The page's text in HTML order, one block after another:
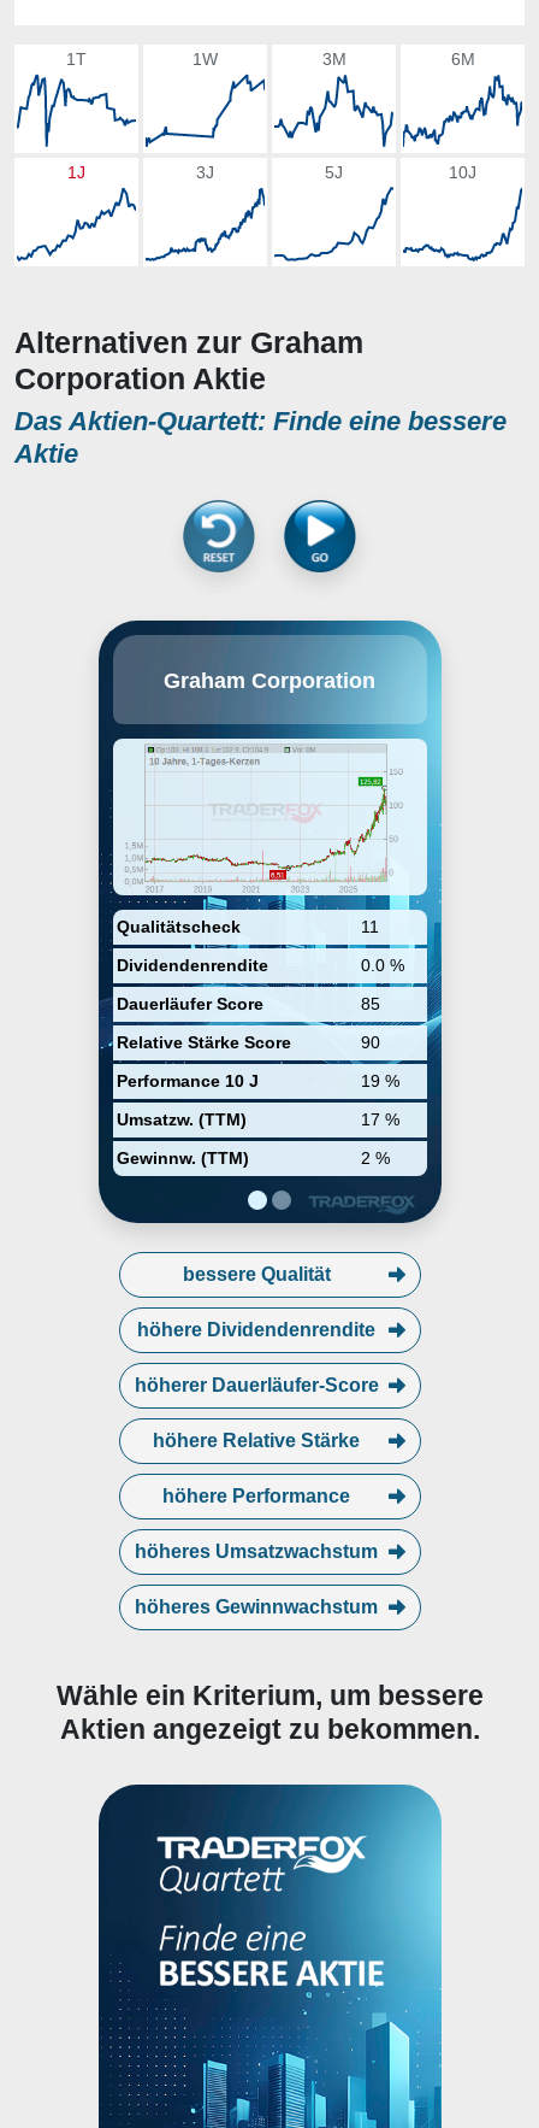
1T 1W 3M 6M
1J 3J 5J 10J
Alternativen zur Graham
Corporation Aktie
Das Aktien-Quartett: Finde eine bessere
Aktie
Graham Corporation
Qualitätscheck
11
Dividendenrendite
0.0 %
Dauerläufer Score
85
Relative Stärke Score
90
Performance 10 J
19 %
Umsatzw. (TTM)
17 %
Gewinnw. (TTM)
2 %
business of designing and
fluid, power, heat transfer, and
vacuum technologies for the
defense, space, energy, and
process industries. The company
was founded on March 7, 1983
and is headquartered in Batavia,
NY.
bessere Qualität
höhere Dividendenrendite
höherer Dauerläufer-Score
höhere Relative Stärke
höhere Performance
höheres Umsatzwachstum
höheres Gewinnwachstum
Wähle ein Kriterium, um bessere
Aktien angezeigt zu bekommen.